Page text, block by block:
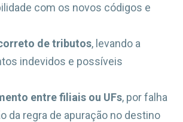
com os novos códigos e
de tributos, levando a
indevidos e possíveis
entre filiais ou UFs, por falha
da regra de apuração no destino